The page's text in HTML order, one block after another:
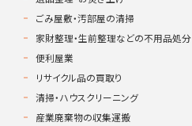
ごみ屋敷・汚部屋の清掃
家財整理・生前整理などの不用品処分
便利屋業
リサイクル品の買取り
清掃・ハウスクリーニング
産業廃棄物の収集運搬